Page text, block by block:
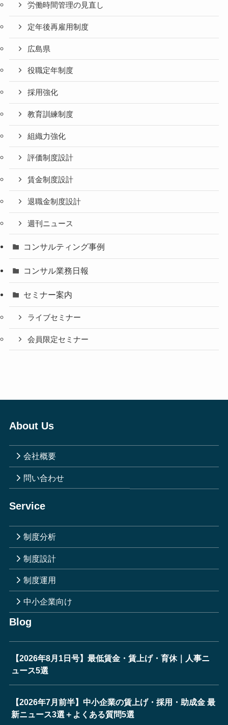
労働時間管理の見直し
定年後再雇用制度
広島県
役職定年制度
採用強化
教育訓練制度
組織力強化
評価制度設計
賃金制度設計
退職金制度設計
週刊ニュース
コンサルティング事例
コンサル業務日報
セミナー案内
ライブセミナー
会員限定セミナー
About Us
会社概要
問い合わせ
Service
制度分析
制度設計
制度運用
中小企業向け
Blog
【2026年8月1日号】最低賃金・賃上げ・育休｜人事ニ
ュース5選
【2026年7月前半】中小企業の賃上げ・採用・助成金 最
新ニュース3選＋よくある質問5選